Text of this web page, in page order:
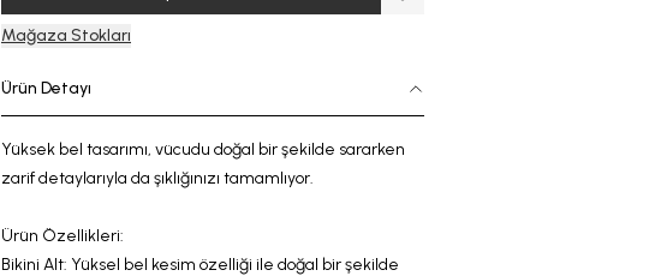
Mağaza Stokları
Ürün Detayı
Yüksek bel tasarımı, vücudu doğal bir şekilde sararken
zarifdetaylarıyla da şıklığınızı tamamlıyor.
Ürün Özellikleri:
Bikini Alt: Yüksel bel kesim özelliği ile doğal bir şekilde